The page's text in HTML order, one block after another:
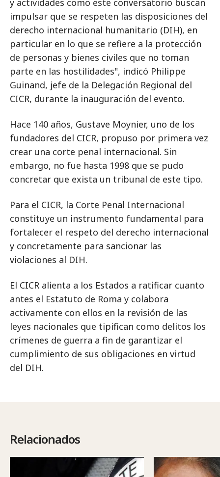
y actividades como este conversatorio buscan
impulsar que se respeten las disposiciones del
derecho internacional humanitario (DIH), en
particular en lo que se refiere a la protección
de personas y bienes civiles que no toman
parte en las hostilidades", indicó Philippe
Guinand, jefe de la Delegación Regional del
CICR, durante la inauguración del evento.
Hace 140 años, Gustave Moynier, uno de los
fundadores del CICR, propuso por primera vez
crear una corte penal internacional. Sin
embargo, no fue hasta 1998 que se pudo
concretar que exista un tribunal de este tipo.
Para el CICR, la Corte Penal Internacional
constituye un instrumento fundamental para
fortalecer el respeto del derecho internacional
y concretamente para sancionar las
violaciones al DIH.
El CICR alienta a los Estados a ratificar cuanto
antes el Estatuto de Roma y colabora
activamente con ellos en la revisión de las
leyes nacionales que tipifican como delitos los
crímenes de guerra a fin de garantizar el
cumplimiento de sus obligaciones en virtud
del DIH.
Relacionados